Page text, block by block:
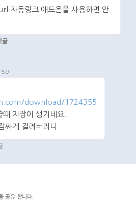
자동링크 애드온을 사용하면 안
글
download/1724355
때 지장이 생기네요.
싸게 걸려버리니
공유 합니다.